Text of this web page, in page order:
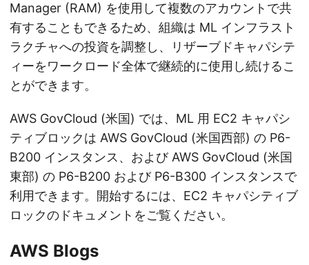
Manager (RAM) を使用して複数のアカウントで共
有することもできるため、組織は ML インフラスト
ラクチャへの投資を調整し、リザーブドキャパシテ
ィーをワークロード全体で継続的に使用し続けるこ
とができます。
AWS GovCloud (米国) では、ML 用 EC2 キャパシ
ティブロックは AWS GovCloud (米国西部) の P6-
B200 インスタンス、および AWS GovCloud (米国
東部) の P6-B200 および P6-B300 インスタンスで
利用できます。開始するには、EC2 キャパシティブ
ロックのドキュメントをご覧ください。
AWS Blogs